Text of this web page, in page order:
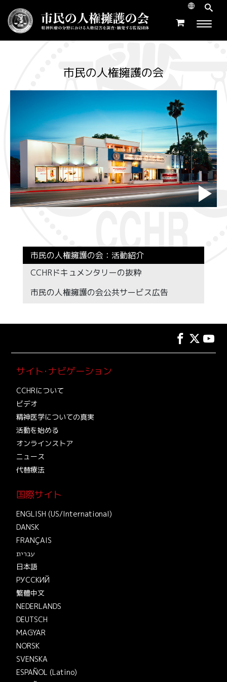
市民の人権擁護の会
市民の人権擁護の会：活動紹介
CCHRドキュメンタリーの抜粋
市民の人権擁護の会公共サービス広告
サイト･ナビゲーション
CCHRについて
ビデオ
精神医学についての真実
活動を始める
オンラインストア
ニュース
代替療法
国際サイト
ENGLISH (US/International)
DANSK
FRANÇAIS
עברית
日本語
РУССКИЙ
繁體中文
NEDERLANDS
DEUTSCH
MAGYAR
NORSK
SVENSKA
ESPAÑOL (Latino)